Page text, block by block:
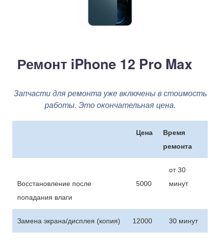
Ремонт iPhone 12 Pro Max
Запчасти для ремонта уже включены в стоимость
работы. Это окончательная цена.
Цена
Время
ремонта
Восстановление после
попадания влаги
5000
от 30
минут
Замена экрана/дисплея (копия) 12000 30 минут